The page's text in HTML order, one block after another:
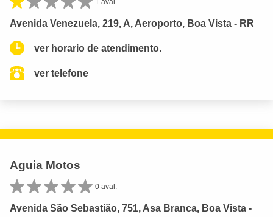
1 aval.
Avenida Venezuela, 219, A, Aeroporto, Boa Vista - RR
ver horario de atendimento.
ver telefone
Aguia Motos
0 aval.
Avenida São Sebastião, 751, Asa Branca, Boa Vista -